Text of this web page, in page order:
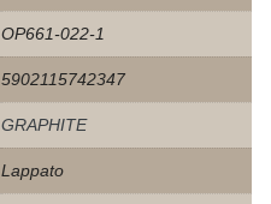
OP661-022-1
5902115742347
GRAPHITE
Lappato